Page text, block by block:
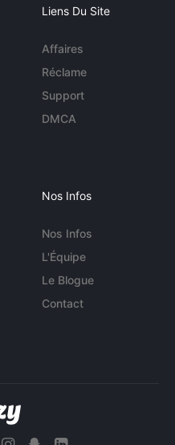
Liens Du Site
Affaires
Réclame
Support
DMCA
Nos Infos
Nos Infos
L'Équipe
Le Blogue
Contact